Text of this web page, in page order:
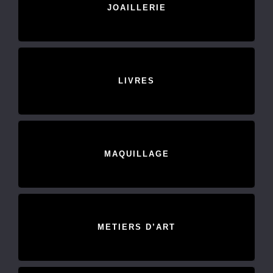
JOAILLERIE
LIVRES
MAQUILLAGE
METIERS D’ART